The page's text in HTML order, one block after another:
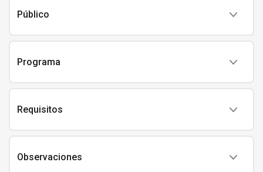
Público
Programa
Requisitos
Observaciones